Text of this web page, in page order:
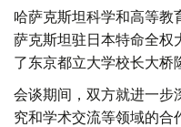
哈萨克斯坦科学和高等教
萨克斯坦驻日本特命全权
了东京都立大学校长大桥
会谈期间，双方就进一步
究和学术交流等领域的合